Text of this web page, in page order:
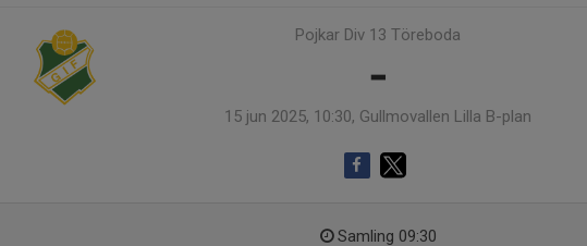
Pojkar Div 13 Töreboda
-
15 jun 2025, 10:30, Gullmovallen Lilla B-plan
Samling 09:30